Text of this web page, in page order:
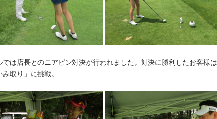
では店長とのニアピン対決が行われました。対決に勝利したお客様は
み取り」に挑戦。